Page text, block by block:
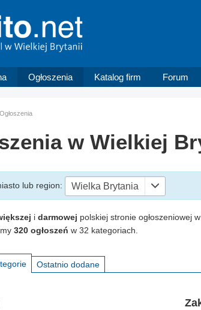
Ogłoszenia Katalog firm Forum
Ogłoszenia
w Wielkiej
lub region: Wielka Brytania
i darmowej polskiej stronie ogłoszeniowej
320 ogłoszeń w 32 kategoriach.
Ostatnio dodane